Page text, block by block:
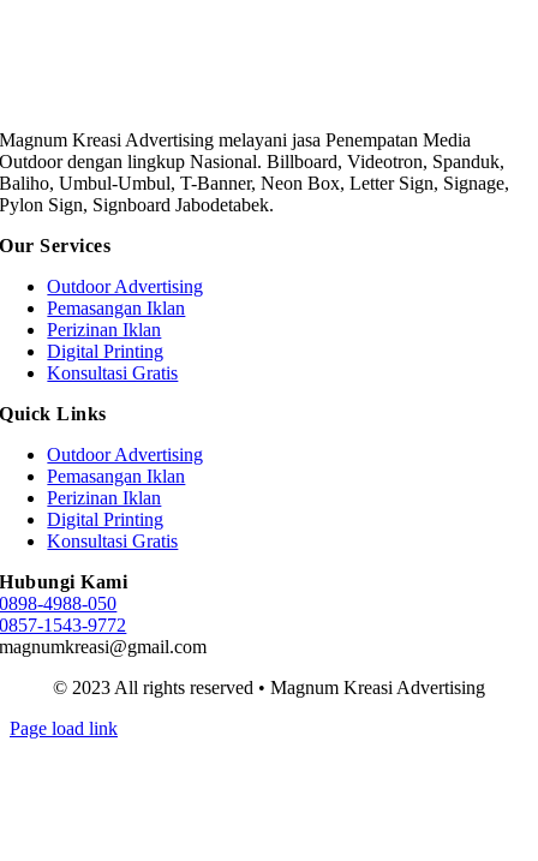
Magnum Kreasi Advertising melayani jasa Penempatan Media
Outdoor dengan lingkup Nasional. Billboard, Videotron, Spanduk,
Baliho, Umbul-Umbul, T-Banner, Neon Box, Letter Sign, Signage,
Pylon Sign, Signboard Jabodetabek.
Our Services
Outdoor Advertising
Pemasangan Iklan
Perizinan Iklan
Digital Printing
Konsultasi Gratis
Quick Links
Outdoor Advertising
Pemasangan Iklan
Perizinan Iklan
Digital Printing
Konsultasi Gratis
Hubungi Kami
0898-4988-050
0857-1543-9772
magnumkreasi@gmail.com
© 2023 All rights reserved • Magnum Kreasi Advertising
Page load link